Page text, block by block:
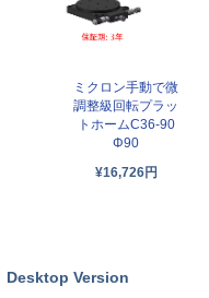
ミクロン手動で微
調整級回転プラッ
トホームC36-90
Φ90
¥16,726円
Desktop Version